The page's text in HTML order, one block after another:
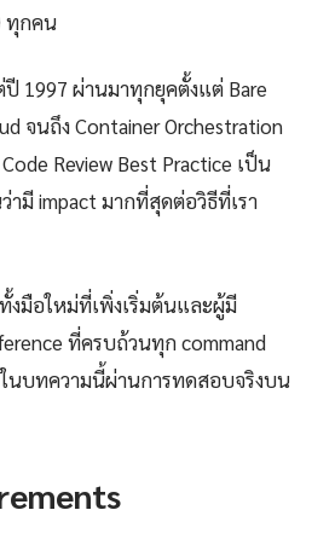
ทุกคน
1997 ผ่านมาทุกยุคตั้งแต่ Bare
จนถึง Container Orchestration
Review Best Practice เป็น
ามี impact มากที่สุดต่อวิธีที่เรา
มือใหม่ที่เพิ่งเริ่มต้นและผู้มี
ที่ครบถ้วนทุก command
นบทความนี้ผ่านการทดสอบจริงบน